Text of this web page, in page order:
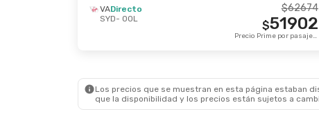
VADirecto
SYD- OOL
62674
$
51902
$
Precio Prime por pasajero
Los precios que se muestran en esta página estaban
que la disponibilidad y los precios están sujetos a